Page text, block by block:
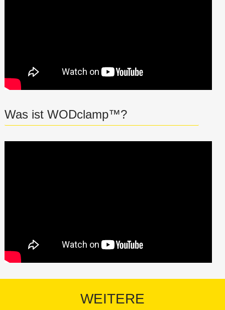
Was ist WODclamp™?
WEITERE